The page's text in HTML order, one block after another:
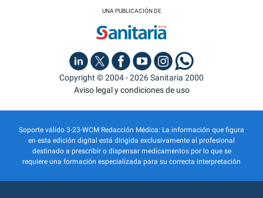
UNA PUBLICACIÓN DE
Copyright © 2004 - 2026 Sanitaria 2000
Aviso legal y condiciones de uso
Soporte válido 3-23-WCM Redacción Médica: La información que figura
en esta edición digital está dirigida exclusivamente al profesional
destinado a prescribir o dispensar medicamentos por lo que se
requiere una formación especializada para su correcta interpretación